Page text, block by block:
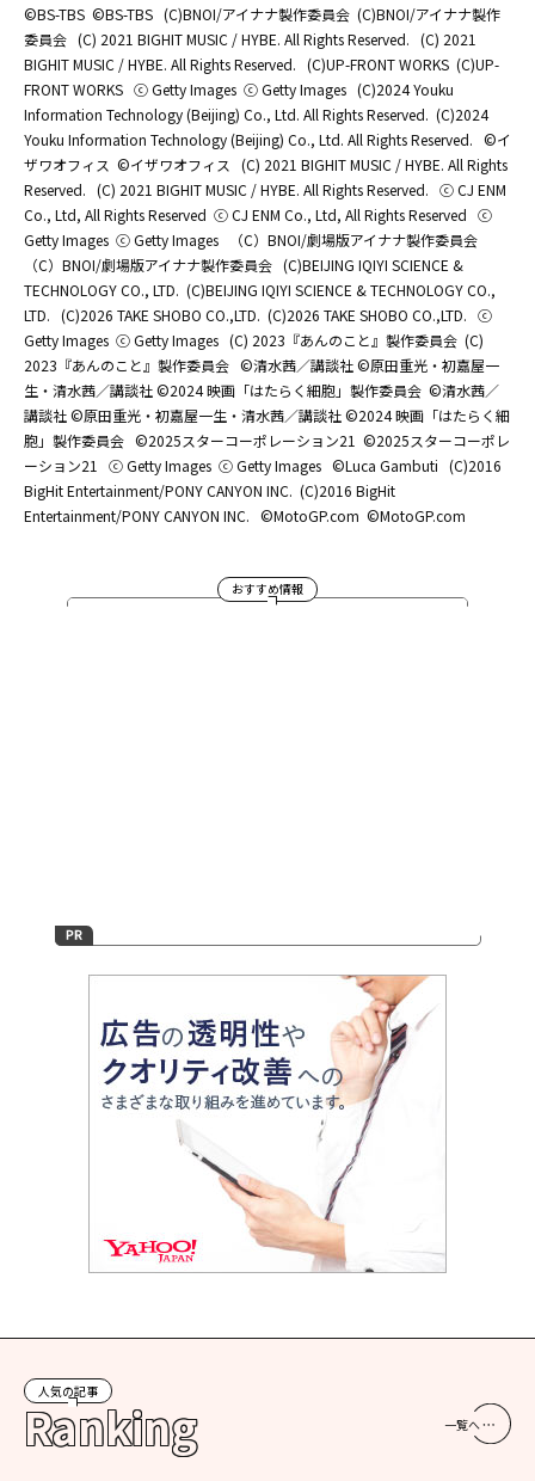
©BS-TBS ©BS-TBS (C)BNOI/アイナナ製作委員会 (C)BNOI/アイナナ製作
委員会 (C) 2021 BIGHIT MUSIC / HYBE. All Rights Reserved. (C) 2021
BIGHIT MUSIC / HYBE. All Rights Reserved. (C)UP-FRONT WORKS (C)UP-
FRONT WORKS ⓒ Getty Images ⓒ Getty Images (C)2024 Youku
Information Technology (Beijing) Co., Ltd. All Rights Reserved. (C)2024
Youku Information Technology (Beijing) Co., Ltd. All Rights Reserved. ©イ
ザワオフィス ©イザワオフィス
(C) 2021 BIGHIT MUSIC / HYBE. All Rights
Reserved. (C) 2021 BIGHIT MUSIC / HYBE. All Rights Reserved. ⓒ CJ ENM
Co., Ltd, All Rights Reserved ⓒ CJ ENM Co., Ltd, All Rights Reserved ⓒ
Getty Images ⓒ Getty Images
（C）BNOI/劇場版アイナナ製作委員会
（C）BNOI/劇場版アイナナ製作委員会 (C)BEIJING IQIYI SCIENCE &
TECHNOLOGY CO., LTD. (C)BEIJING IQIYI SCIENCE & TECHNOLOGY CO.,
LTD. (C)2026 TAKE SHOBO CO.,LTD. (C)2026 TAKE SHOBO CO.,LTD. ⓒ
Getty Images ⓒ Getty Images (C) 2023『あんのこと』製作委員会 (C)
2023『あんのこと』製作委員会 ©清水茜／講談社 ©原田重光・初嘉屋一
生・清水茜／講談社 ©2024 映画「はたらく細胞」製作委員会 ©清水茜／
講談社 ©原田重光・初嘉屋一生・清水茜／講談社 ©2024 映画「はたらく細
胞」製作委員会 ©2025スターコーポレーション21 ©2025スターコーポレ
ーション21
ⓒ Getty Images ⓒ Getty Images ©Luca Gambuti (C)2016
BigHit Entertainment/PONY CANYON INC. (C)2016 BigHit
Entertainment/PONY CANYON INC. ©MotoGP.com ©MotoGP.com
おすすめ情報
人気の記事
Ranking 一覧へ